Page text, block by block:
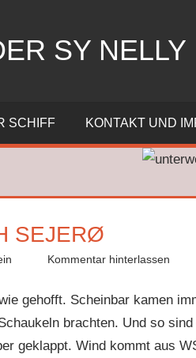
SY NELLY
SCHIFF KONTAKT UND
SEJERØ
Kommentar hinterlassen
gehofft. Scheinbar kamen
brachten. Und so
geklappt. Wind kommt aus